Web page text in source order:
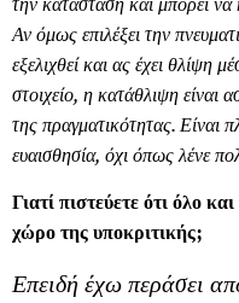
Αν όμως επιλέξει την
εξελιχθεί και ας έχει θλίψη
στοιχείο, η κατάθλιψη είναι
της πραγματικότητας. Είναι
ευαισθησία, όχι όπως λένε
Γιατί πιστεύετε ότι όλο
χώρο της υποκριτικής;
Επειδή έχω περάσει